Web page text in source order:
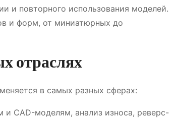
и повторного использования моделей.
и форм, от миниатюрных до
отраслях
в самых разных сферах:
CAD-моделям, анализ износа, реверс-